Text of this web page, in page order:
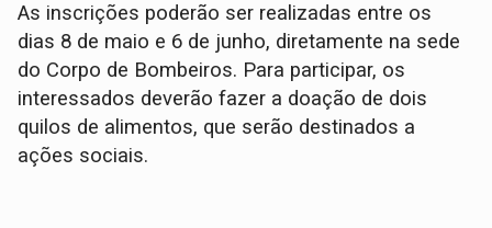
As inscrições poderão ser realizadas entre os
dias 8 de maio e 6 de junho, diretamente na sede
do Corpo de Bombeiros. Para participar, os
interessados deverão fazer a doação de dois
quilos de alimentos, que serão destinados a
ações sociais.